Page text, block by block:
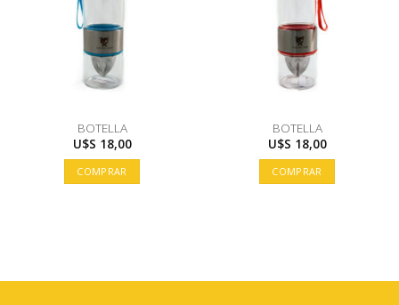
BOTELLA
U$S 18,00
COMPRAR
BOTELLA
U$S 18,00
COMPRAR